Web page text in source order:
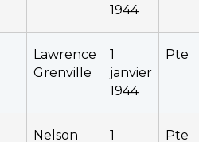
1944
Lawrence
Grenville
1
janvier
1944
Pte
Nelson 1 Pte